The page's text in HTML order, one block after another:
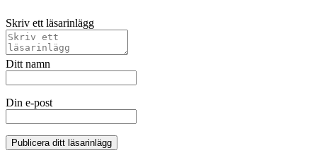
Skriv ett läsarinlägg
Ditt namn
Din e-post
Publicera ditt läsarinlägg